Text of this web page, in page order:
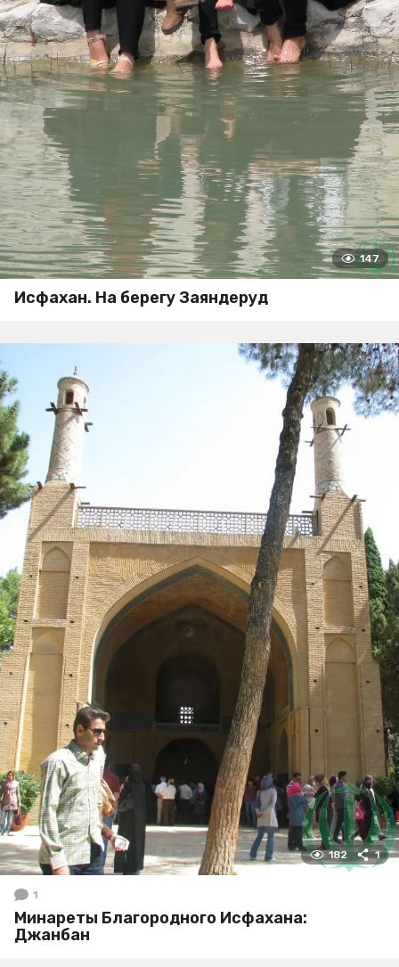
147
Исфахан. На берегу Заяндеруд
182 1
1
Минареты Благородного Исфахана:
Джанбан